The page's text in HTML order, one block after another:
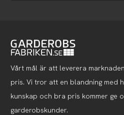
Vårt mål är att leverera
pris. Vi tror att en blandning med
kunskap och bra pris kommer ge
garderobskunder.